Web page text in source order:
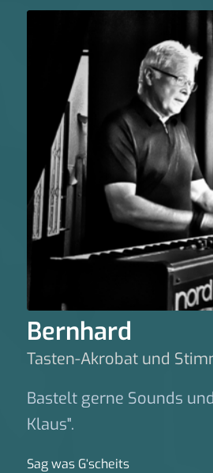
Bernhard
Tasten-Akrobat und
Bastelt gerne Sounds
Klaus".
Sag was G‘scheits